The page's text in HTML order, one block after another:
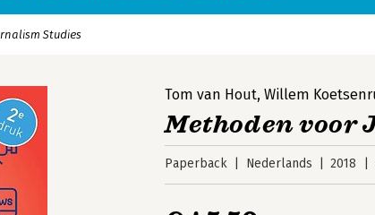
Studies
Tom van Hout,Willem
Methoden voor
Paperback Nederlands 2018